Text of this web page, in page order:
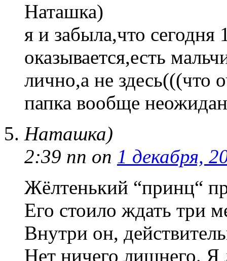
Наташка)
я и забыла,что сегодня
оказывается,есть
лично,а не здесь(((что
папка вообще
Наташка)
2:39 пп on 1 декабря,
Жёлтенький “принц“
Его стоило ждать три
Внутри он,
Нет ничего лишнего. Я